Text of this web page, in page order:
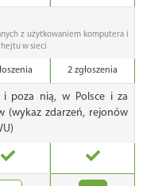
z użytkowaniem komputera i
w sieci
2 zgłoszenia
i poza nią, w Polsce i za
(wykaz zdarzeń, rejonów